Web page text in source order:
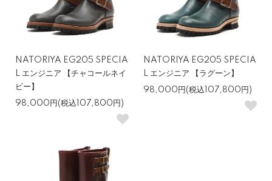
NATORIYA EG205 SPECIA
L エンジニア 【チャコールネイ
ビー】
98,000円(税込107,800円)
NATORIYA EG205 SPECIA
L エンジニア 【ラグーン】
98,000円(税込107,800円)